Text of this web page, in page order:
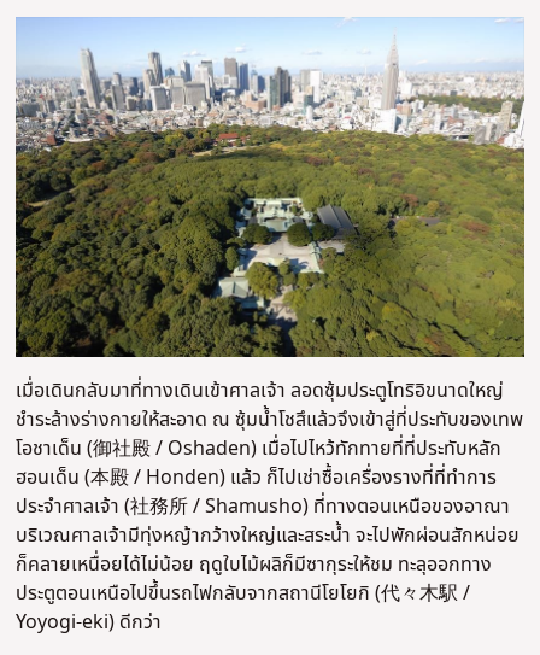
เมื่อเดินกลับมาที่ทางเดินเข้าศาลเจ้า ลอดซุ้มประตูโทริอิขนาดใหญ่
ชำระล้างร่างกายให้สะอาด ณ ซุ้มน้ำโชสึแล้วจึงเข้าสู่ที่ประทับของเทพ
โอชาเด็น (御社殿 / Oshaden) เมื่อไปไหว้ทักทายที่ที่ประทับหลัก
ฮอนเด็น (本殿 / Honden) แล้ว ก็ไปเช่าซื้อเครื่องรางที่ที่ทำการ
ประจำศาลเจ้า (社務所 / Shamusho) ที่ทางตอนเหนือของอาณา
บริเวณศาลเจ้ามีทุ่งหญ้ากว้างใหญ่และสระน้ำ จะไปพักผ่อนสักหน่อย
ก็คลายเหนื่อยได้ไม่น้อย ฤดูใบไม้ผลิก็มีซากุระให้ชม ทะลุออกทาง
ประตูตอนเหนือไปขึ้นรถไฟกลับจากสถานีโยโยกิ (代々木駅 /
Yoyogi-eki) ดีกว่า